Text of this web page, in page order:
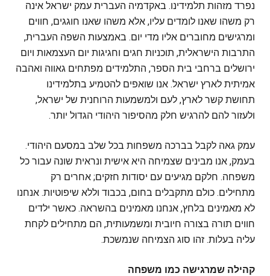
נפרד מזהות תלמידינו. באקדמיה העברית עמק ישראל אינה
רק משהו שאנו לומדים עליו, אלא משהו שאנו חוגגים, חווים
ומרגישים מחוברים אליו מדי יום. באמצעות השפה העברית,
התרבות הישראלית, תוכניות חגים וחגיגות יום העצמאות ויום
ירושלים ברחבי בית הספר, התלמידים מפתחים גאווה ואהבה
אמיתית לארץ ישראל. אנו שואפים להטמיע בתלמידינו
תחושת קשר לארץ, לעם ולמשמעות הרוחנית של ישראל,
ולעזור להם להרגיש חלק מהסיפור היהודי הגדול יותר.
עמק גאה לקבל בברכה משפחות בכל שלב במסעם היהודי.
בעמק, אנו מבינים שצמיחה היא אישית ונראית שונה עבור כל
משפחה. חלקם מגיעים עם יסודות חזקים; אחרים רק
מתחילים. כולם מתקבלים בחום, בכבוד וללא שיפוטיות. אנחנו
לא מאמינים בלחץ, אנחנו מאמינים בהשראה. כאשר ילדים
חווים תורה בצורה חיובית ומשמעותית, הם מתחילים לקחת
עליה בעלות. זהו סוג הצמיחה שנמשכת.
קהילה שמרגישה כמו משפחה